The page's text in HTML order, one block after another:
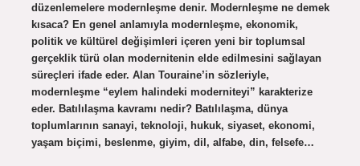
düzenlemelere modernleşme denir. Modernleşme ne demek
kısaca? En genel anlamıyla modernleşme, ekonomik,
politik ve kültürel değişimleri içeren yeni bir toplumsal
gerçeklik türü olan modernitenin elde edilmesini sağlayan
süreçleri ifade eder. Alan Touraine’in sözleriyle,
modernleşme “eylem halindeki moderniteyi” karakterize
eder. Batılılaşma kavramı nedir? Batılılaşma, dünya
toplumlarının sanayi, teknoloji, hukuk, siyaset, ekonomi,
yaşam biçimi, beslenme, giyim, dil, alfabe, din, felsefe…